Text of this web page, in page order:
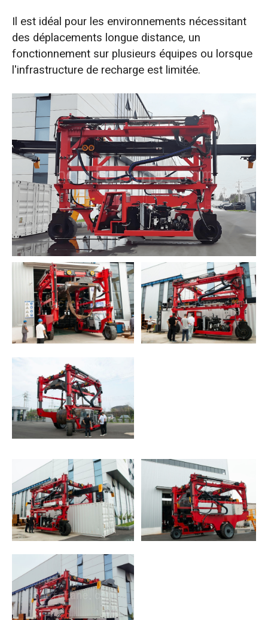
Il est idéal pour les environnements nécessitant
des déplacements longue distance, un
fonctionnement sur plusieurs équipes ou lorsque
l'infrastructure de recharge est limitée.